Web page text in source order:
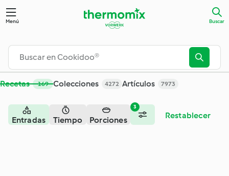
Menú Buscar
Recetas 169 Colecciones 4272 Artículos 7973
3
Entradas Tiempo Porciones Restablecer
Buscar - Cookidoo® – la plataforma de recetas oficial de